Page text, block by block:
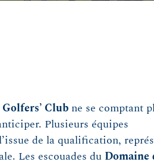
Club ne se comptant
Plusieurs équipes
de la qualification,
Les escouades du Domaine